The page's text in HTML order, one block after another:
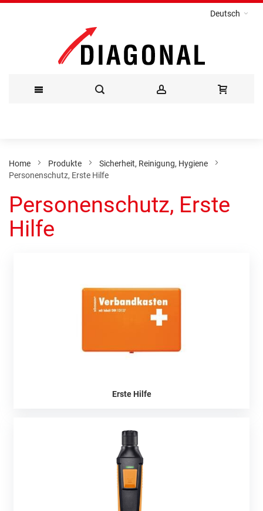
Deutsch
Inhalt
Home Produkte
Sicherheit, Reinigung, Hygiene
Personenschutz, Erste Hilfe
Personenschutz, Erste
Hilfe
Erste Hilfe